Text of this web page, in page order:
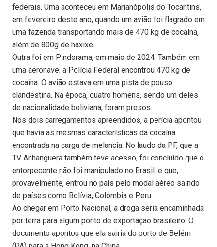
federais. Uma aconteceu em Marianópolis do Tocantins,
em fevereiro deste ano, quando um avião foi flagrado em
uma fazenda transportando mais de 470 kg de cocaína,
além de 800g de haxixe.
Outra foi em Pindorama, em maio de 2024. Também em
uma aeronave, a Polícia Federal encontrou 470 kg de
cocaína. O avião estava em uma pista de pouso
clandestina. Na época, quatro homens, sendo um deles
de nacionalidade boliviana, foram presos.
Nos dois carregamentos apreendidos, a perícia apontou
que havia as mesmas características da cocaína
encontrada na carga de melancia. No laudo da PF, que a
TV Anhanguera também teve acesso, foi concluído que o
entorpecente não foi manipulado no Brasil, e que,
provavelmente, entrou no país pelo modal aéreo saindo
de países como Bolívia, Colômbia e Peru.
Ao chegar em Porto Nacional, a droga seria encaminhada
por terra para algum ponto de exportação brasileiro. O
documento apontou que ela sairia do porto de Belém